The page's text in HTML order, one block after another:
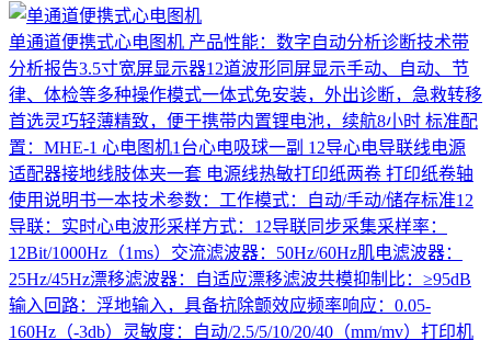
单通道便携式心电图机 产品性能：数字自动分析诊断技术带
分析报告3.5寸宽屏显示器12道波形同屏显示手动、自动、节
律、体检等多种操作模式一体式免安装，外出诊断，急救转移
首选灵巧轻薄精致，便于携带内置锂电池，续航8小时 标准配
置：MHE-1 心电图机1台心电吸球一副 12导心电导联线电源
适配器接地线肢体夹一套 电源线热敏打印纸两卷 打印纸卷轴
使用说明书一本技术参数：工作模式：自动/手动/储存标准12
导联：实时心电波形采样方式：12导联同步采集采样率：
12Bit/1000Hz（1ms）交流滤波器：50Hz/60Hz肌电滤波器：
25Hz/45Hz漂移滤波器：自适应漂移滤波共模抑制比：≥95dB
输入回路：浮地输入，具备抗除颤效应频率响应：0.05-
160Hz（-3db）灵敏度：自动/2.5/5/10/20/40（mm/mv）打印机